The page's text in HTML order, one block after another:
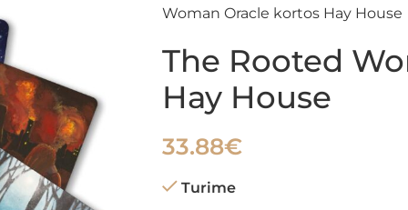
Woman Oracle kortos Hay House
The Rooted
Hay House
33.88€
Turime